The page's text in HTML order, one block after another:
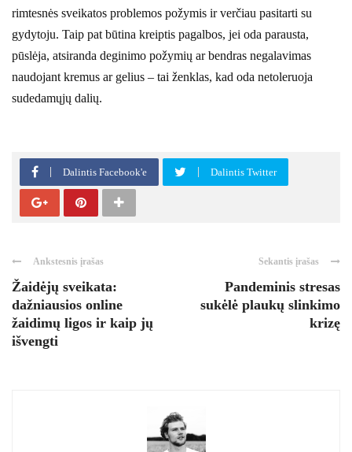
rimtesnės sveikatos problemos požymis ir verčiau pasitarti su
gydytoju. Taip pat būtina kreiptis pagalbos, jei oda parausta,
pūslėja, atsiranda deginimo požymių ar bendras negalavimas
naudojant kremus ar gelius – tai ženklas, kad oda netoleruoja
sudedamųjų dalių.
Dalintis Facebook'e Dalintis Twitter
Ankstesnis įrašas
Žaidėjų sveikata:
dažniausios online
žaidimų ligos ir kaip jų
išvengti
Sekantis įrašas
Pandeminis stresas
sukėlė plaukų slinkimo
krizę